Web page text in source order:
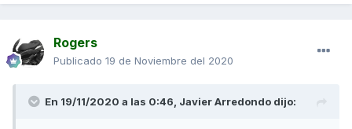
Rogers
Publicado 19 de Noviembre del 2020
En 19/11/2020 a las 0:46, Javier Arredondo dijo: